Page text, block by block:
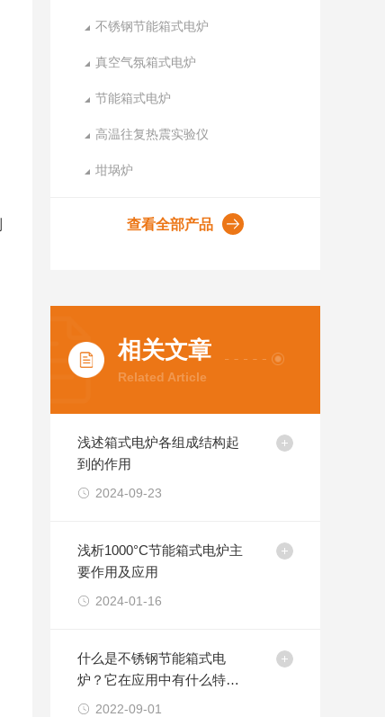
不锈钢节能箱式电炉
真空气氛箱式电炉
节能箱式电炉
高温往复热震实验仪
坩埚炉
查看全部产品
相关文章
Related Article
浅述箱式电炉各组成结构起
到的作用
2024-09-23
浅析1000°C节能箱式电炉主
要作用及应用
2024-01-16
什么是不锈钢节能箱式电
炉？它在应用中有什么特
点？2022-09-01